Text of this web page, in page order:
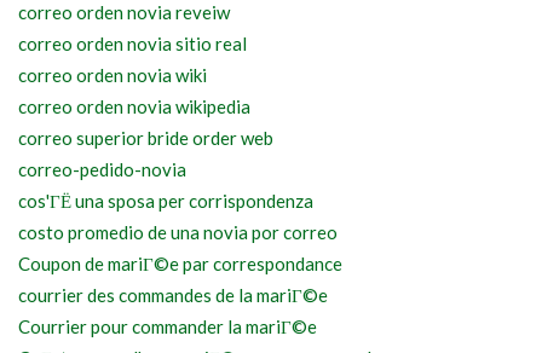
correo orden novia reveiw
correo orden novia sitio real
correo orden novia wiki
correo orden novia wikipedia
correo superior bride order web
correo-pedido-novia
cos'ГЁ una sposa per corrispondenza
costo promedio de una novia por correo
Coupon de mariГ©e par correspondance
courrier des commandes de la mariГ©e
Courrier pour commander la mariГ©e